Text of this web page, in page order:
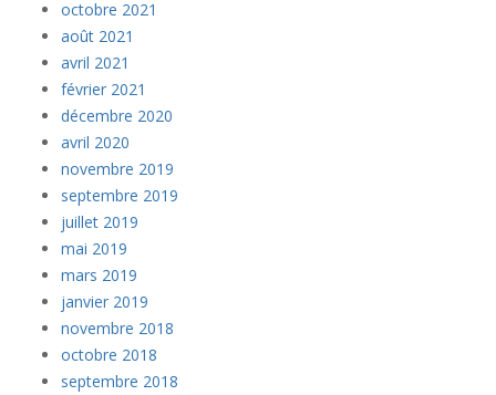
octobre 2021
août 2021
avril 2021
février 2021
décembre 2020
avril 2020
novembre 2019
septembre 2019
juillet 2019
mai 2019
mars 2019
janvier 2019
novembre 2018
octobre 2018
septembre 2018